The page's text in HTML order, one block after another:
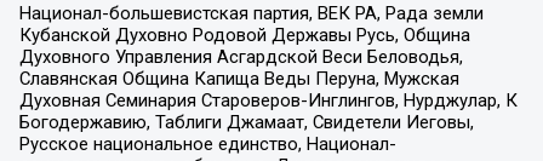
Национал-большевистская партия, ВЕК РА, Рада земли
Кубанской Духовно Родовой Державы Русь, Община
Духовного Управления Асгардской Веси Беловодья,
Славянская Община Капища Веды Перуна, Мужская
Духовная Семинария Староверов-Инглингов, Нурджулар, К
Богодержавию, Таблиги Джамаат, Свидетели Иеговы,
Русское национальное единство, Национал-